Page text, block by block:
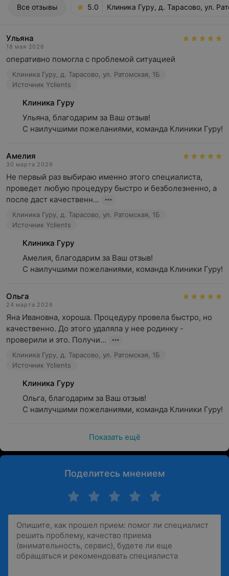
Все отзывы 5.0 Клиника Гуру, д. Тарасово, ул.
Ульяна
18 мая 2026
оперативно помогла с проблемой ситуацией
Клиника Гуру, д. Тарасово, ул. Ратомская, 1Б
Источник Yclients
Клиника Гуру
Ульяна, благодарим за Ваш отзыв!
С наилучшими пожеланиями, команда Клиники Гуру!
Амелия
30 марта 2026
Не первый раз выбираю именно этого специалиста,
проведет любую процедуру быстро и безболезненно, а
после даст качественн...
Клиника Гуру, д. Тарасово, ул. Ратомская, 1Б
Источник Yclients
Клиника Гуру
Амелия, благодарим за Ваш отзыв!
С наилучшими пожеланиями, команда Клиники Гуру!
Ольга
24 марта 2026
Яна Ивановна, хороша. Процедуру провела быстро, но
качественно. До этого удаляла у нее родинку -
проверили и это. Получи...
Клиника Гуру, д. Тарасово, ул. Ратомская, 1Б
Источник Yclients
Клиника Гуру
Ольга, благодарим за Ваш отзыв!
С наилучшими пожеланиями, команда Клиники Гуру!
Показать ещё
Поделитесь мнением